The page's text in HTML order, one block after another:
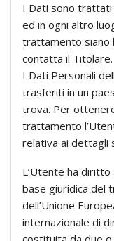
I Dati sono
ed in ogni altro
trattamento siano
contatta il Titolare.
I Dati Personali
trasferiti in un
trova. Per
trattamento
relativa ai dettagli
L’Utente ha
base giuridica del
dell’Unione
internazionale di